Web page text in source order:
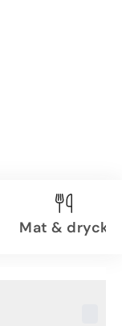
Mat & dryck